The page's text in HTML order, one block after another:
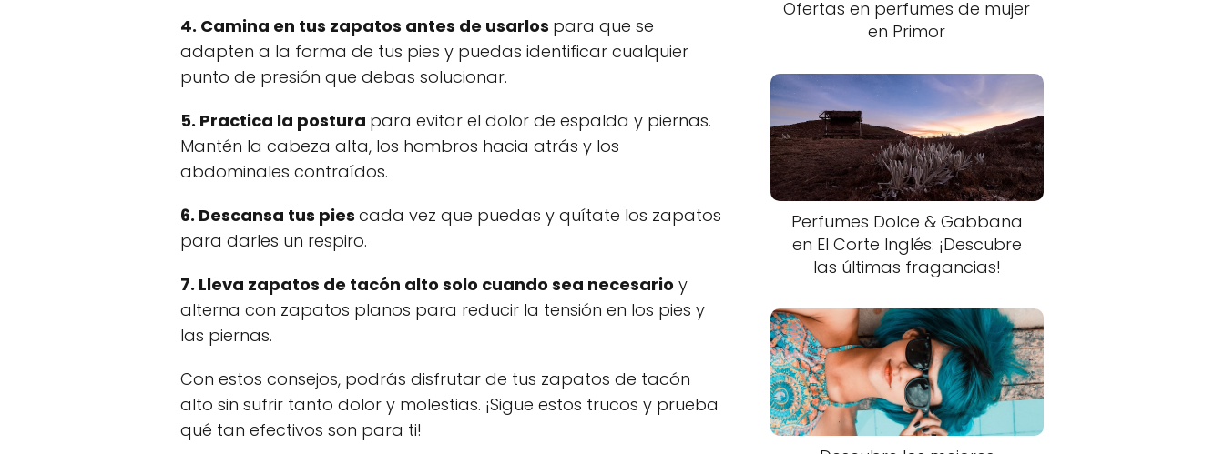
4. Camina en tus zapatos antes de usarlos para que se
adapten a la forma de tus pies y puedas identificar cualquier
punto de presión que debas solucionar.
5. Practica la postura para evitar el dolor de espalda y piernas.
Mantén la cabeza alta, los hombros hacia atrás y los
abdominales contraídos.
6. Descansa tus pies cada vez que puedas y quítate los zapatos
para darles un respiro.
7. Lleva zapatos de tacón alto solo cuando sea necesario y
alterna con zapatos planos para reducir la tensión en los pies y
las piernas.
Con estos consejos, podrás disfrutar de tus zapatos de tacón
alto sin sufrir tanto dolor y molestias. ¡Sigue estos trucos y prueba
qué tan efectivos son para ti!
Ofertas en perfumes de mujer
en Primor
Perfumes Dolce & Gabbana
en El Corte Inglés: ¡Descubre
las últimas fragancias!